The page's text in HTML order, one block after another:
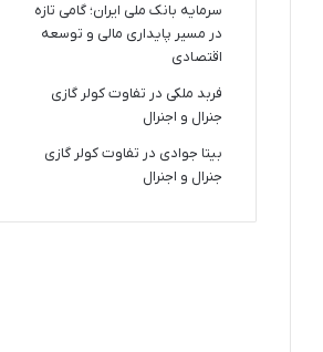
سرمایه بانک ملی ایران؛ گامی تازه
در مسیر پایداری مالی و توسعه
اقتصادی
فربد ملکی در تفاوت کولر گازی
جنرال و اجنرال
بیتا جوادی در تفاوت کولر گازی
جنرال و اجنرال